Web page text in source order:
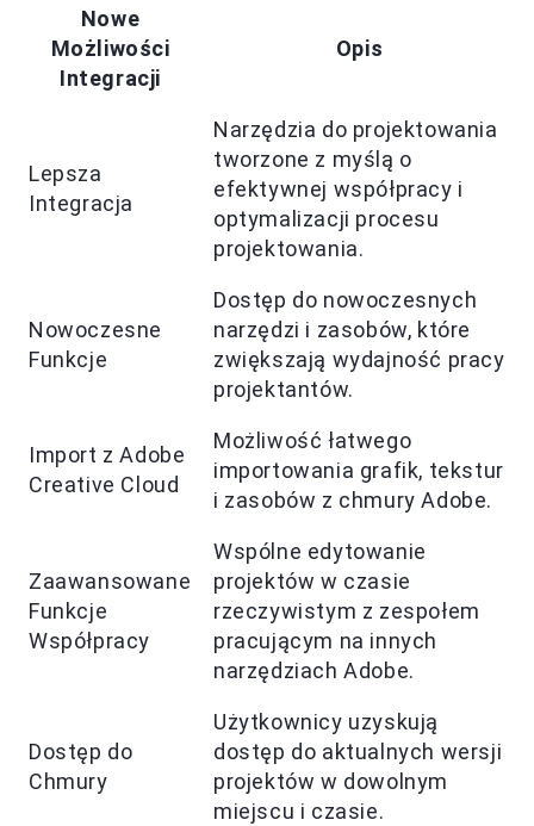
Nowe
Możliwości
Integracji
Opis
Lepsza
Integracja
Narzędzia do projektowania
tworzone z myślą o
efektywnej współpracy i
optymalizacji procesu
projektowania.
Nowoczesne
Funkcje
Dostęp do nowoczesnych
narzędzi i zasobów, które
zwiększają wydajność pracy
projektantów.
Import z Adobe
Creative Cloud
Możliwość łatwego
importowania grafik, tekstur
i zasobów z chmury Adobe.
Zaawansowane
Funkcje
Współpracy
Wspólne edytowanie
projektów w czasie
rzeczywistym z zespołem
pracującym na innych
narzędziach Adobe.
Dostęp do
Chmury
Użytkownicy uzyskują
dostęp do aktualnych wersji
projektów w dowolnym
miejscu i czasie.